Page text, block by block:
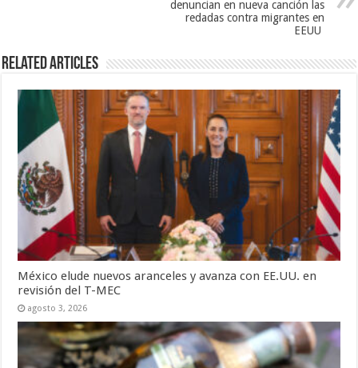
denuncian en nueva canción las
redadas contra migrantes en
EEUU
Related Articles
México elude nuevos aranceles y avanza con EE.UU. en
revisión del T-MEC
agosto 3, 2026